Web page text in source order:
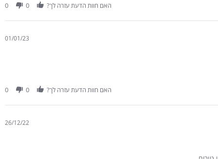
האם חוות הדעת עזרה לך? 0
0
01/01/23
האם חוות הדעת עזרה לך? 0
0
26/12/22